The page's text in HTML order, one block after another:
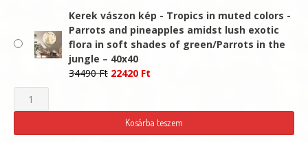
was:
44490 Ft.
is:
28920 Ft.
Kerek vászon kép - Tropics in muted colors -
Parrots and pineapples amidst lush exotic
flora in soft shades of green/Parrots in the
jungle – 40x40
34490Ft Original
34490 Ft.
22420 Ft
22420 Ft.
Kerek
vászon
kép
Kosárba teszem